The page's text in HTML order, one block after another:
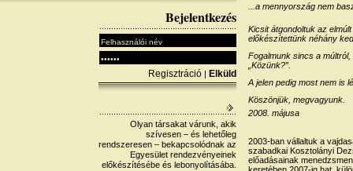
Bejelentkezés
Regisztráció | Elküld
Olyan társakat várunk, akik
szívesen – és lehetőleg
rendszeresen – bekapcsolódnak az
Egyesület rendezvényeinek
előkészítésébe és lebonyolításába.
...a mennyország nem
Kicsit átgondoltuk az
előkészítettünk néhány
Fogalmunk sincs a
„Közünk?”.
A jelen pedig most nem is
Köszönjük, megvagyunk.
2008. májusa
2003-ban vállaltuk a
szabadkai Kosztolányi
előadásainak